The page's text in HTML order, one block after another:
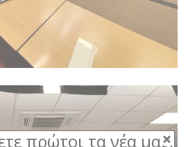
πρώτοι τα νέα μας,